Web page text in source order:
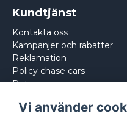
Kundtjänst
Kontakta oss
Kampanjer och rabatter
Reklamation
Policy chase cars
Returnera
Vi använder